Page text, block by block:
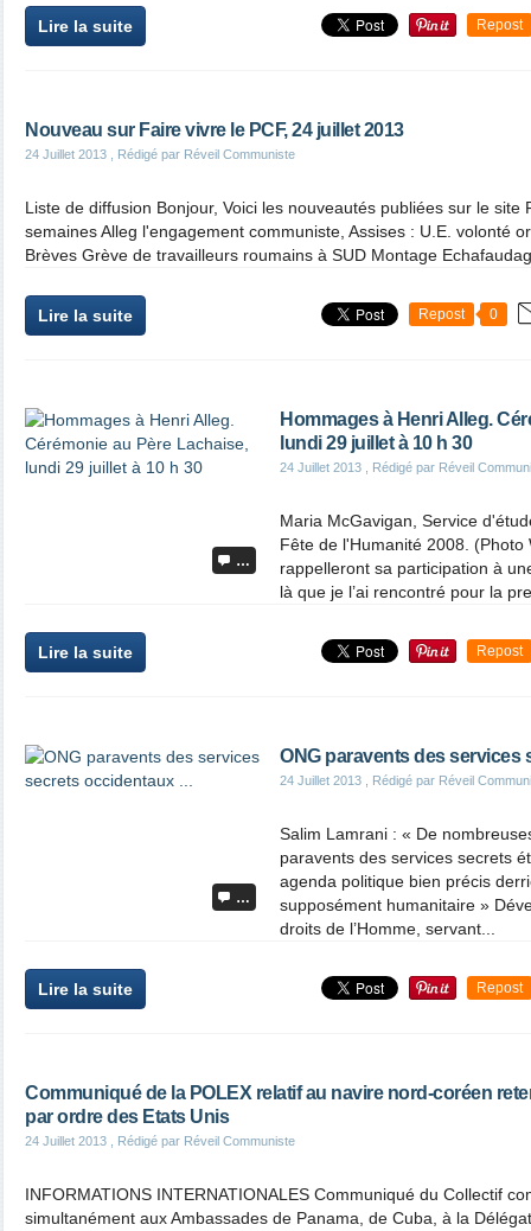
Lire la suite Repost
Nouveau sur Faire vivre le PCF, 24 juillet 2013
24 Juillet 2013 , Rédigé par Réveil Communiste
Liste de diffusion Bonjour, Voici les nouveautés publiées sur le site
semaines Alleg l'engagement communiste, Assises : U.E. volonté
Brèves Grève de travailleurs roumains à SUD Montage
Lire la suite Repost 0
…
Hommages à Henri Alleg.
lundi 29 juillet à 10 h 30
24 Juillet 2013 , Rédigé par Réveil
Maria McGavigan, Service
Fête de l'Humanité 2008.
rappelleront sa participation à
là que je l’ai rencontré pour la
Lire la suite Repost
…
ONG paravents des services
24 Juillet 2013 , Rédigé par Réveil
Salim Lamrani : « De
paravents des services secrets
agenda politique bien précis
supposément humanitaire »
droits de l’Homme, servant...
Lire la suite Repost
Communiqué de la POLEX relatif au navire nord-coréen
par ordre des Etats Unis
24 Juillet 2013 , Rédigé par Réveil Communiste
INFORMATIONS INTERNATIONALES Communiqué du Collectif
simultanément aux Ambassades de Panama, de Cuba, à la